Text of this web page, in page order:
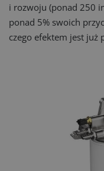
i rozwoju (ponad 250
ponad 5% swoich
czego efektem jest już